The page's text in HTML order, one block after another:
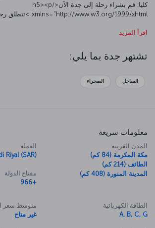
كليا: قم بشراء رحلة إلى جدة الآن</h5><p
هذه الصفحة على كل المعلومات التي تحتاجها بخصوص
المطار، الذي يضم أحد أكبر المحطات في العالم، على
اقرأ المزيد
تشتهر جدة بما يلي:
الساحل الصحراء
معلومات سريعة
المدن القريبة
مكة المكرمة (84 كم)
الطائف (214 كم)
المدينة المنورة (408 كم)
العملة
Riyal (SAR)
مفتاح الدولة
+966
الطاقة الكهربائية
A, B, C, G
متوسط سعر
غير متاح